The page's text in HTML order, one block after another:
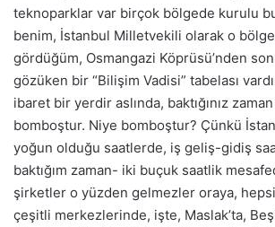
teknoparklar var birçok bölgede kurulu
benim, İstanbul Milletvekili olarak o
gördüğüm, Osmangazi Köprüsü’nden
gözüken bir “Bilişim Vadisi” tabelası
ibaret bir yerdir aslında, baktığınız
bomboştur. Niye bomboştur? Çünkü
yoğun olduğu saatlerde, iş geliş-gidiş
baktığım zaman- iki buçuk saatlik
şirketler o yüzden gelmezler oraya, hepsi
çeşitli merkezlerinde, işte, Maslak’ta,